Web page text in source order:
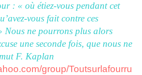
: « où étiez-vous pendant cet
vous fait contre ces
Nous ne pourrons plus alors
une seconde fois, que nous ne
F. Kaplan
group/Toutsurlafourru